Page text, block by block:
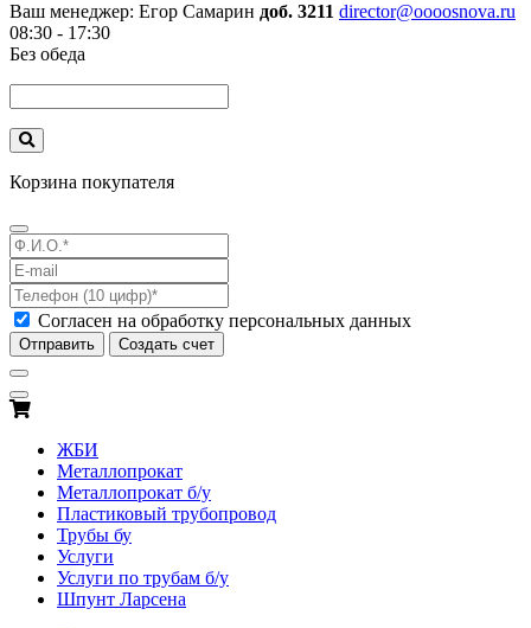
Ваш менеджер: Егор Самарин доб. 3211 director@oooosnova.ru
08:30 - 17:30
Без обеда
Корзина покупателя
Согласен на обработку персональных данных
Отправить Создать счет
ЖБИ
Металлопрокат
Металлопрокат б/у
Пластиковый трубопровод
Трубы бу
Услуги
Услуги по трубам б/у
Шпунт Ларсена